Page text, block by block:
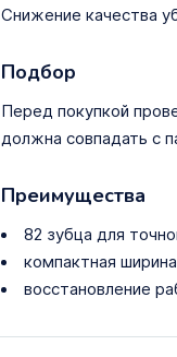
Снижение качества
Подбор
Перед покупкой
должна совпадать с
Преимущества
82 зубца для
компактная
восстановление